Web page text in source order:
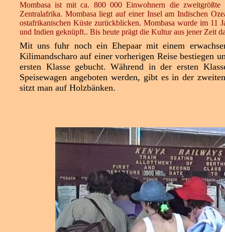
Mombasa ist mit ca. 800 000 Einwohnern die
Zentralafrika. Mombasa liegt auf einer Insel am Indischen
ostafrikanischen Küste zurückblicken. Mombasa wurde im 11
und Indien geknüpft.. Bis heute prägt die Kultur aus jener Zeit
Mit uns fuhr noch ein Ehepaar mit einem
Kilimandscharo auf einer vorherigen Reise bestiegen
ersten Klasse gebucht. Während in der ersten
Speisewagen angeboten werden, gibt es in der
sitzt man auf Holzbänken.